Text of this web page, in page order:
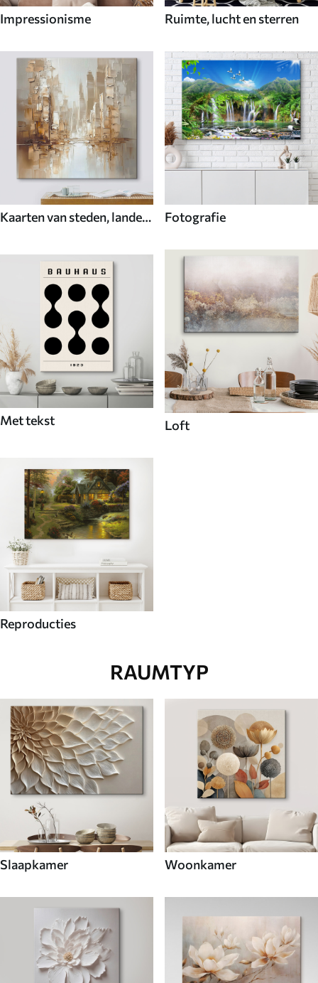
Impressionisme Ruimte, lucht en sterren
Kaarten van steden, landen
Fotografie
Met tekst Loft
Reproducties
RAUMTYP
Slaapkamer Woonkamer